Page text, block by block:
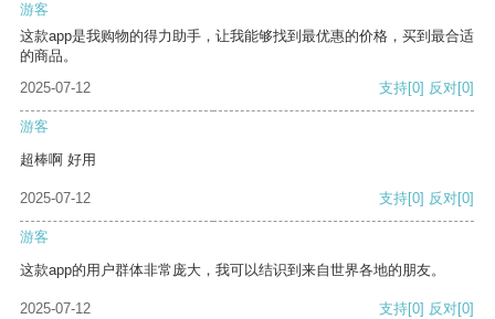
游客
这款app是我购物的得力助手，让我能够找到最优惠的价格，买到最合适
的商品。
2025-07-12
支持[0] 反对[0]
游客
超棒啊 好用
2025-07-12 支持[0] 反对[0]
游客
这款app的用户群体非常庞大，我可以结识到来自世界各地的朋友。
2025-07-12 支持[0] 反对[0]